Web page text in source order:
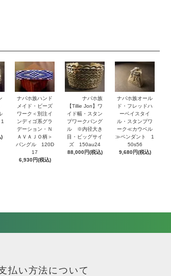
ナバホ族ハンド
メイド・ビーズ
ワーク＜別注イ
ンディゴ系グラ
デーション・Ｎ
ＡＶＡＪＯ柄＞
バングル 120D
17
6,930円(税込)
ナバホ族
【Tillie Jon】ワ
イド幅・スタン
プワークバング
ル ※内径大き
目・ビッグサイ
ズ 150au24
88,000円(税込)
ナバホ族オール
ド・フレッドハ
ーベイスタイ
ル・スタンプワ
ーク≪カウベル
≫ペンダント 1
50s56
9,680円(税込)
払い方法について